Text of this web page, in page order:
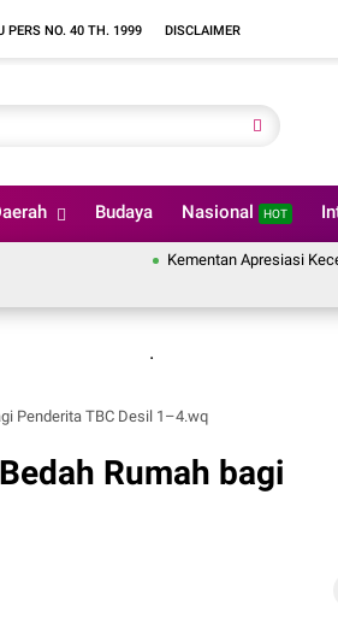
PERS NO. 40 TH. 1999 DISCLAIMER
Budaya Nasional HOT
Kementan Apresiasi Kecepatan
.
Penderita TBC Desil 1–4.wq
Rumah bagi